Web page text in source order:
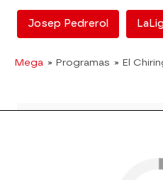
Josep Pedrerol
Mega » Programas » El